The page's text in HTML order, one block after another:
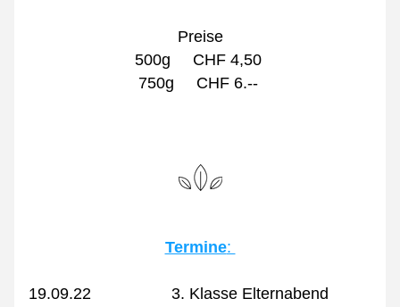
Preise
500g     CHF 4,50
750g     CHF 6.--
Termine:
19.09.22                  3. Klasse Elternabend